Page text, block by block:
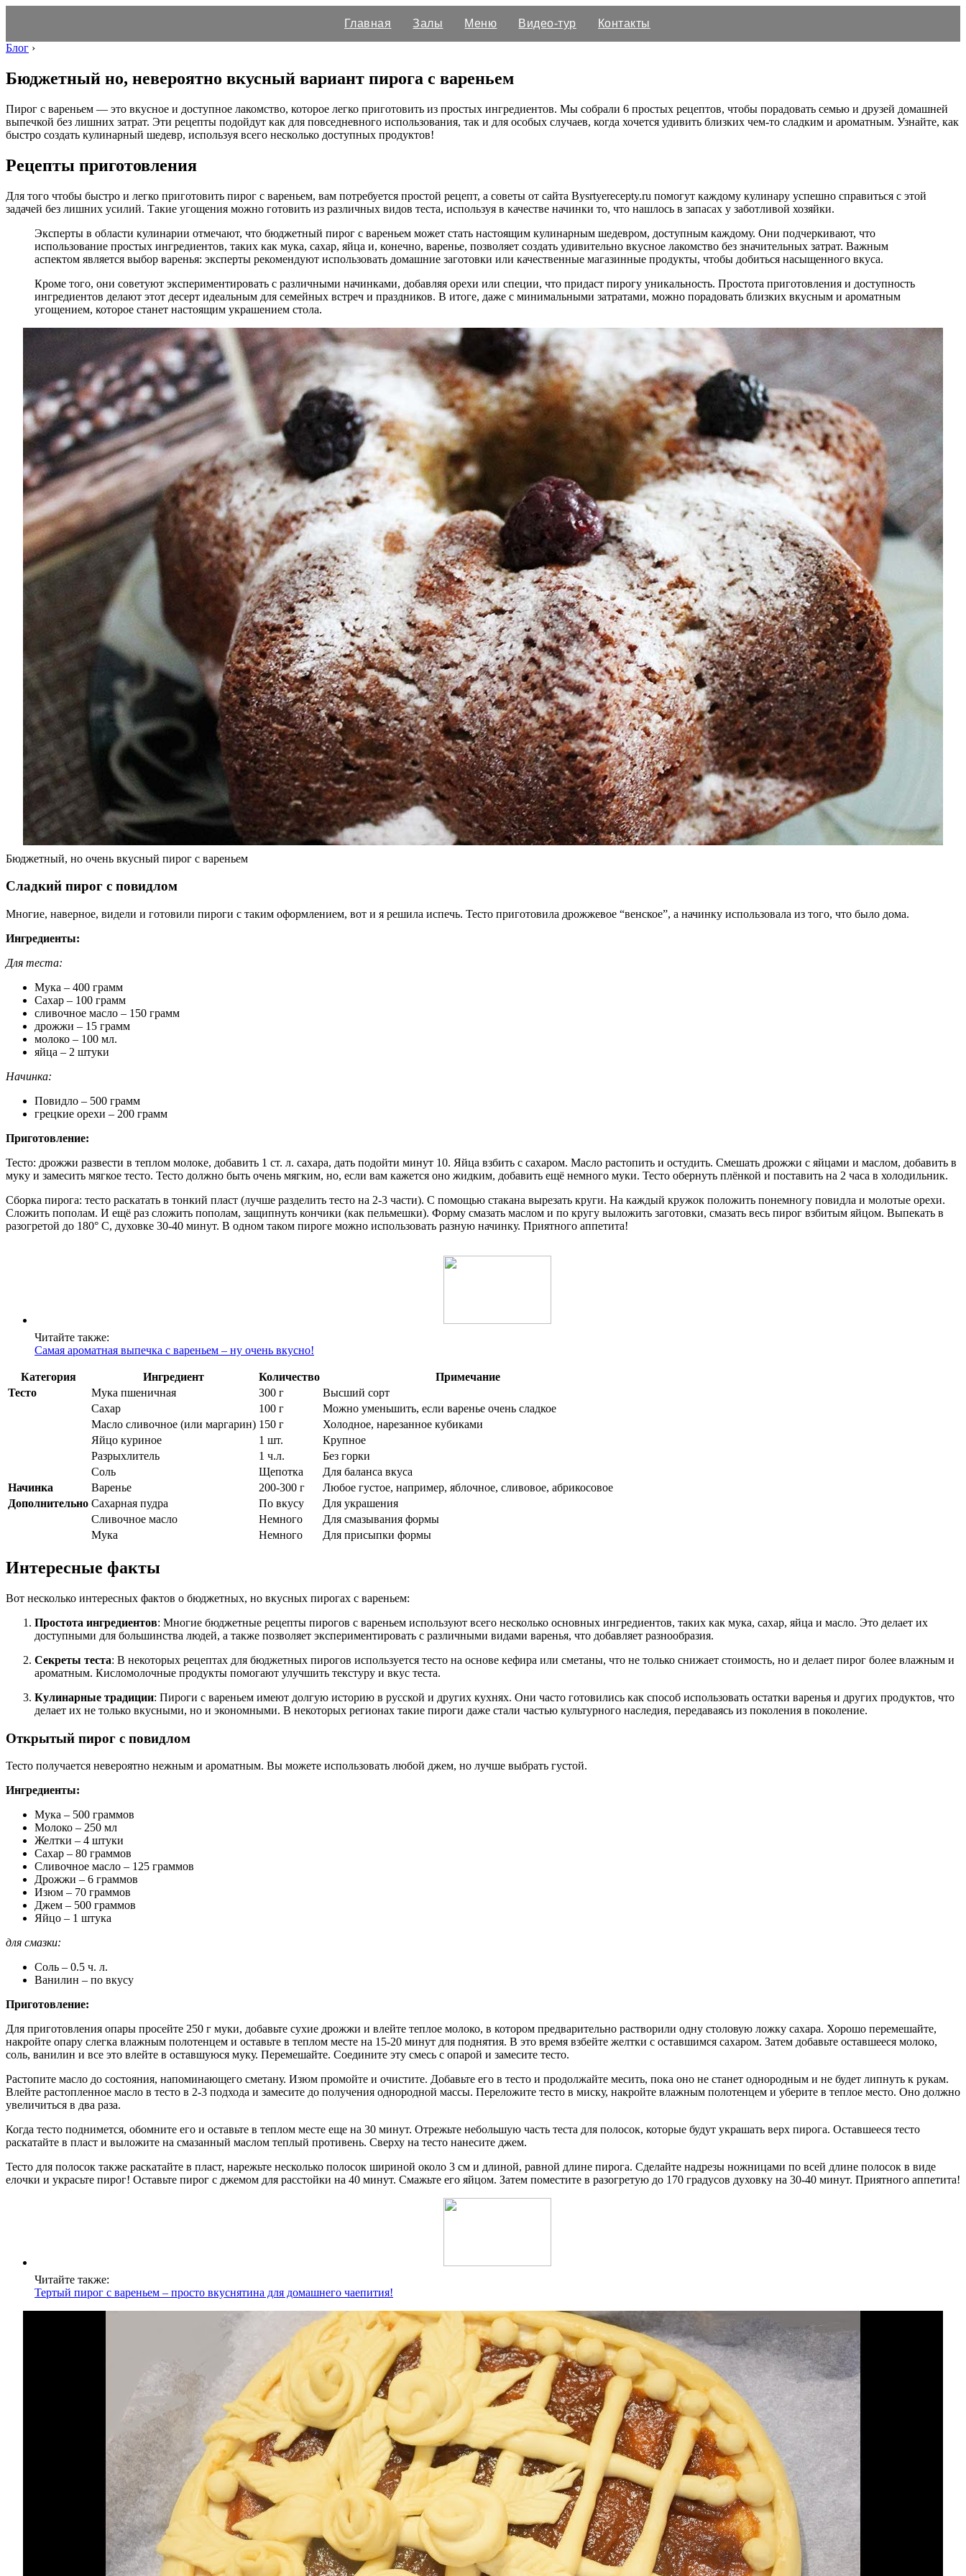
Главная Залы Меню Видео-тур
Контакты
Блог ›
Бюджетный но, невероятно вкусный вариант пирога с вареньем
Пирог с вареньем — это вкусное и доступное лакомство, которое легко приготовить из простых ингредиентов. Мы собрали 6 простых рецептов, чтобы порадовать семью и друзей домашней
выпечкой без лишних затрат. Эти рецепты подойдут как для повседневного использования, так и для особых случаев, когда хочется удивить близких чем-то сладким и ароматным. Узнайте, как
быстро создать кулинарный шедевр, используя всего несколько доступных продуктов!
Рецепты приготовления
Для того чтобы быстро и легко приготовить пирог с вареньем, вам потребуется простой рецепт, а советы от сайта Bysrtyerecepty.ru помогут каждому кулинару успешно справиться с этой
задачей без лишних усилий. Такие угощения можно готовить из различных видов теста, используя в качестве начинки то, что нашлось в запасах у заботливой хозяйки.
Эксперты в области кулинарии отмечают, что бюджетный пирог с вареньем может стать настоящим кулинарным шедевром, доступным каждому. Они подчеркивают, что
использование простых ингредиентов, таких как мука, сахар, яйца и, конечно, варенье, позволяет создать удивительно вкусное лакомство без значительных затрат. Важным
аспектом является выбор варенья: эксперты рекомендуют использовать домашние заготовки или качественные магазинные продукты, чтобы добиться насыщенного вкуса.
Кроме того, они советуют экспериментировать с различными начинками, добавляя орехи или специи, что придаст пирогу уникальность. Простота приготовления и доступность
ингредиентов делают этот десерт идеальным для семейных встреч и праздников. В итоге, даже с минимальными затратами, можно порадовать близких вкусным и ароматным
угощением, которое станет настоящим украшением стола.
Бюджетный, но очень вкусный пирог с вареньем
Сладкий пирог с повидлом
Многие, наверное, видели и готовили пироги с таким оформлением, вот и я решила испечь. Тесто приготовила дрожжевое “венское”, а начинку использовала из того, что было дома.
Ингредиенты:
Для теста:
Мука – 400 грамм
Сахар – 100 грамм
сливочное масло – 150 грамм
дрожжи – 15 грамм
молоко – 100 мл.
яйца – 2 штуки
Начинка:
Повидло – 500 грамм
грецкие орехи – 200 грамм
Приготовление:
Тесто: дрожжи развести в теплом молоке, добавить 1 ст. л. сахара, дать подойти минут 10. Яйца взбить с сахаром. Масло растопить и остудить. Смешать дрожжи с яйцами и маслом, добавить в
муку и замесить мягкое тесто. Тесто должно быть очень мягким, но, если вам кажется оно жидким, добавить ещё немного муки. Тесто обернуть плёнкой и поставить на 2 часа в холодильник.
Сборка пирога: тесто раскатать в тонкий пласт (лучше разделить тесто на 2-3 части). С помощью стакана вырезать круги. На каждый кружок положить понемногу повидла и молотые орехи.
Сложить пополам. И ещё раз сложить пополам, защипнуть кончики (как пельмешки). Форму смазать маслом и по кругу выложить заготовки, смазать весь пирог взбитым яйцом. Выпекать в
разогретой до 180° С, духовке 30-40 минут. В одном таком пироге можно использовать разную начинку. Приятного аппетита!
Читайте также:
Самая ароматная выпечка с вареньем – ну очень вкусно!
Категория Ингредиент Количество
Примечание
Тесто
Мука пшеничная 300 г
Высший сорт
Сахар
100 г
Можно уменьшить, если варенье очень сладкое
Масло сливочное (или маргарин) 150 г
Холодное, нарезанное кубиками
Яйцо куриное
1 шт.
Крупное
Разрыхлитель
1 ч.л.
Без горки
Соль
Щепотка
Для баланса вкуса
Начинка
Варенье 200-300 г
Любое густое, например, яблочное, сливовое, абрикосовое
Дополнительно Сахарная пудра По вкусу
Для украшения
Сливочное масло
Немного
Для смазывания формы
Мука
Немного Для присыпки формы
Интересные факты
Вот несколько интересных фактов о бюджетных, но вкусных пирогах с вареньем:
Простота ингредиентов: Многие бюджетные рецепты пирогов с вареньем используют всего несколько основных ингредиентов, таких как мука, сахар, яйца и масло. Это делает их
доступными для большинства людей, а также позволяет экспериментировать с различными видами варенья, что добавляет разнообразия.
Секреты теста: В некоторых рецептах для бюджетных пирогов используется тесто на основе кефира или сметаны, что не только снижает стоимость, но и делает пирог более влажным и
ароматным. Кисломолочные продукты помогают улучшить текстуру и вкус теста.
Кулинарные традиции: Пироги с вареньем имеют долгую историю в русской и других кухнях. Они часто готовились как способ использовать остатки варенья и других продуктов, что
делает их не только вкусными, но и экономными. В некоторых регионах такие пироги даже стали частью культурного наследия, передаваясь из поколения в поколение.
Открытый пирог с повидлом
Тесто получается невероятно нежным и ароматным. Вы можете использовать любой джем, но лучше выбрать густой.
Ингредиенты:
Мука – 500 граммов
Молоко – 250 мл
Желтки – 4 штуки
Сахар – 80 граммов
Сливочное масло – 125 граммов
Дрожжи – 6 граммов
Изюм – 70 граммов
Джем – 500 граммов
Яйцо – 1 штука
для смазки:
Соль – 0.5 ч. л.
Ванилин – по вкусу
Приготовление:
Для приготовления опары просейте 250 г муки, добавьте сухие дрожжи и влейте теплое молоко, в котором предварительно растворили одну столовую ложку сахара. Хорошо перемешайте,
накройте опару слегка влажным полотенцем и оставьте в теплом месте на 15-20 минут для поднятия. В это время взбейте желтки с оставшимся сахаром. Затем добавьте оставшееся молоко,
соль, ванилин и все это влейте в оставшуюся муку. Перемешайте. Соедините эту смесь с опарой и замесите тесто.
Растопите масло до состояния, напоминающего сметану. Изюм промойте и очистите. Добавьте его в тесто и продолжайте месить, пока оно не станет однородным и не будет липнуть к рукам.
Влейте растопленное масло в тесто в 2-3 подхода и замесите до получения однородной массы. Переложите тесто в миску, накройте влажным полотенцем и уберите в теплое место. Оно должно
увеличиться в два раза.
Когда тесто поднимется, обомните его и оставьте в теплом месте еще на 30 минут. Отрежьте небольшую часть теста для полосок, которые будут украшать верх пирога. Оставшееся тесто
раскатайте в пласт и выложите на смазанный маслом теплый противень. Сверху на тесто нанесите джем.
Тесто для полосок также раскатайте в пласт, нарежьте несколько полосок шириной около 3 см и длиной, равной длине пирога. Сделайте надрезы ножницами по всей длине полосок в виде
елочки и украсьте пирог! Оставьте пирог с джемом для расстойки на 40 минут. Смажьте его яйцом. Затем поместите в разогретую до 170 градусов духовку на 30-40 минут. Приятного аппетита!
Читайте также:
Тертый пирог с вареньем – просто вкуснятина для домашнего чаепития!